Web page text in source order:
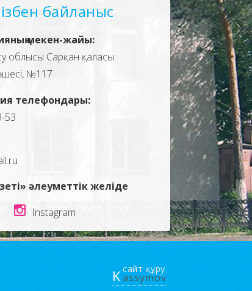
байланыс
мекен-жайы:
облысы Сарқан қаласы
№117
телефондары:
53
әлеуметтік желіде
Instagram
сайт құру
Kassymov